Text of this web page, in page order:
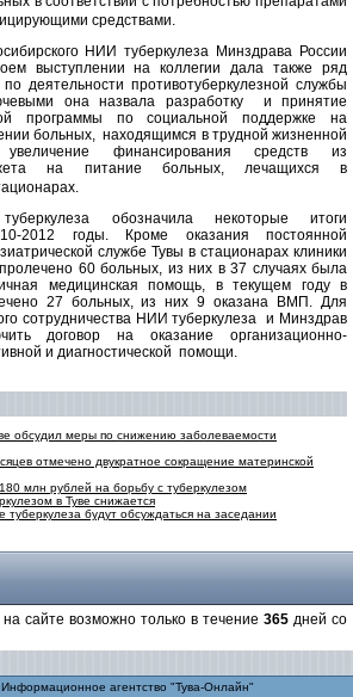
средствами.
НИИ туберкулеза Минздрава России
выступлении на коллегии дала также ряд
деятельности противотуберкулезной службы
она назвала разработку и принятие
программы по социальной поддержке на
больных, находящимся в трудной жизненной
финансирования средств из
на питание больных, лечащихся в
обозначила некоторые итоги
2012 годы. Кроме оказания постоянной
службе Тувы в стационарах клиники
60 больных, из них в 37 случаях была
медицинская помощь, в текущем году в
27 больных, из них 9 оказана ВМП. Для
сотрудничества НИИ туберкулеза и Минздрав
договор на оказание организационно-
и диагностической помощи.
обсудил меры по снижению заболеваемости
отмечено двукратное сокращение материнской
млн рублей на борьбу с туберкулезом
в Туве снижается
туберкулеза будут обсуждаться на заседании
сайте возможно только в течение 365 дней со
агентство "Тува-Онлайн"